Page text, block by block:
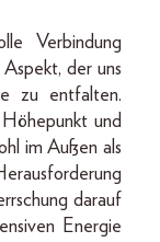
Verbindung
der uns
zu entfalten.
und
im Außen als
darauf
Energie